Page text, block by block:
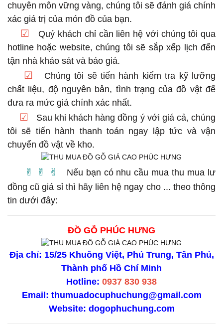
chuyên môn vững vàng, chúng tôi sẽ đánh giá chính
xác giá trị của món đồ của bạn.
☑
Quý khách chỉ cần liên hệ với chúng tôi qua
hotline hoặc website, chúng tôi sẽ sắp xếp lịch đến
tận nhà khảo sát và báo giá.
☑
Chúng tôi sẽ tiến hành kiểm tra kỹ lưỡng
chất liệu, độ nguyên bản, tình trạng của đồ vật để
đưa ra mức giá chính xác nhất.
☑
Sau khi khách hàng đồng ý với giá cả, chúng
tôi sẽ tiến hành thanh toán ngay lập tức và vận
chuyển đồ vật về kho.
✌︎︎ ✌︎︎ ✌︎︎
Nếu bạn có nhu cầu mua thu mua lư
đồng cũ giá sỉ thì hãy liên hệ ngay cho ... theo thông
tin dưới đây:
ĐỒ GỖ PHÚC HƯNG
Địa chỉ: 15/25 Khuông Việt, Phú Trung, Tân Phú,
Thành phố Hồ Chí Minh
Hotline: 0937 830 938
Email: thumuadocuphuchung@gmail.com
Website: dogophuchung.com